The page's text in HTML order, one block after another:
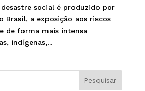
social é produzido por
Brasil, a exposição aos riscos
de forma mais intensa
indígenas,...
Pesquisar